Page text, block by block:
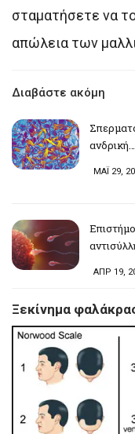
σταματήσετε να
απώλεια των
Διαβάστε ακόμη
ανδρική…
ΜΑΪ 29,
ΑΠΡ 19,
Ξεκίνημα